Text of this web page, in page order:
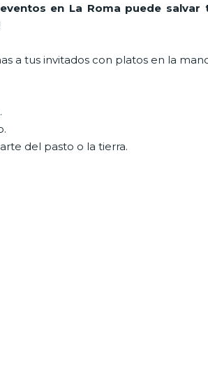
en La Roma puede salvar
a tus invitados con platos en la
del pasto o la tierra.